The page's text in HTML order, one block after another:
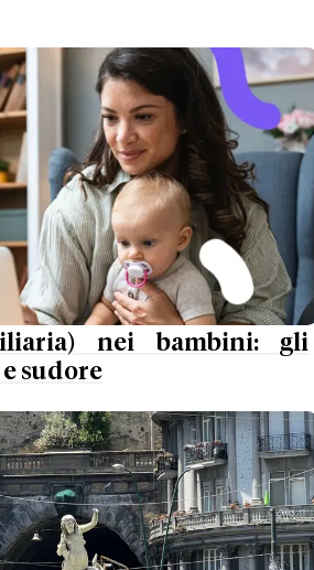
nei bambini: gli
sudore